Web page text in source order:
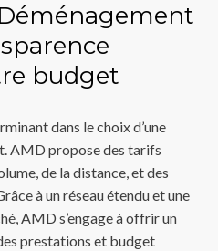
budget
dans le choix d’une
AMD propose des tarifs
de la distance, et des
à un réseau étendu et une
AMD s’engage à offrir un
prestations et budget